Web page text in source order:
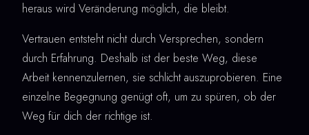
heraus wird Veränderung möglich, die bleibt.
Vertrauen entsteht nicht durch Versprechen, sondern
durch Erfahrung. Deshalb ist der beste Weg, diese
Arbeit kennenzulernen, sie schlicht auszuprobieren. Eine
einzelne Begegnung genügt oft, um zu spüren, ob der
Weg für dich der richtige ist.